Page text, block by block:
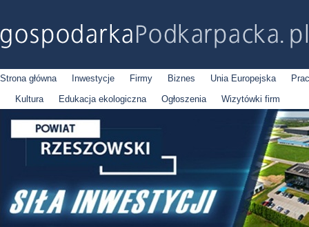
Strona główna Inwestycje Firmy Biznes Unia Europejska
Kultura
Edukacja ekologiczna Ogłoszenia Wizytówki firm